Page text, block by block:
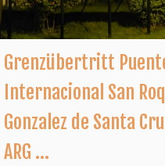
Grenzübertritt
Internacional San
Gonzalez de Santa
ARG ...